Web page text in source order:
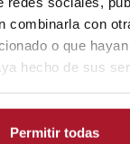
combinarla con
o que
hecho de sus
Permitir todas